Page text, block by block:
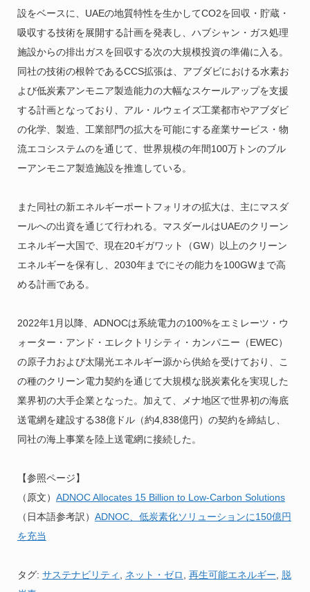
設をベースに、UAEの地質特性を生かしてCO2を回収・貯蔵・
吸収する技術を展開する計画を発表し、ハブシャン・ガス処理
施設からの排出ガスを回収する次の大規模投資の準備に入る。
同社の技術の根幹であるCCS拡張は、アブダビにおける水素お
よび低炭素アンモニア製造能力の大幅なスケールアップを支援
する計画となっており、アル・ルウェイズ工業都市やアブダビ
の化学、製造、工業部門の拡大を可能にする産業サービス・物
流エコシステムのを通じて、世界規模の年間100万トンのブル
ーアンモニア製造施設を推進している。
また同社の新エネルギーポートフォリオの拡大は、主にマスダ
ールへの出資を通じて行われる。マスダールはUAEのクリーン
エネルギー大国で、現在20ギガワット（GW）以上のクリーン
エネルギーを保有し、2030年までにその能力を100GWまで高
める計画である。
2022年1月以降、ADNOCは系統電力の100%をエミレーツ・ウ
ォーター・アンド・エレクトリシティ・カンパニー（EWEC）
の原子力および太陽光エネルギー源から供給を受けており、こ
の種のクリーン電力契約を通じて大規模な脱炭素化を実現した
業界初の大手企業となった。加えて、メナ地区で世界初の海底
送電網を建設する38億ドル（約4,838億円）の契約を締結し、
同社の海上事業を陸上送電網に接続した。
【参照ページ】
（原文） ADNOC Allocates 15 Billion to Low-Carbon Solutions
（日本語参考訳） ADNOC、低炭素化ソリューションに150億円
を充当
タグ: サステナビリティ ネット・ゼロ 再生可能エネルギー
脱